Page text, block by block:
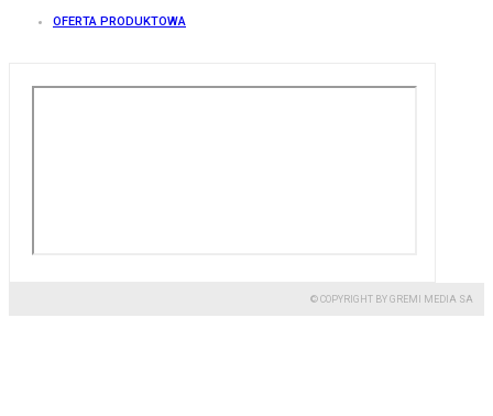
OFERTA PRODUKTOWA
© COPYRIGHT BY GREMI MEDIA SA